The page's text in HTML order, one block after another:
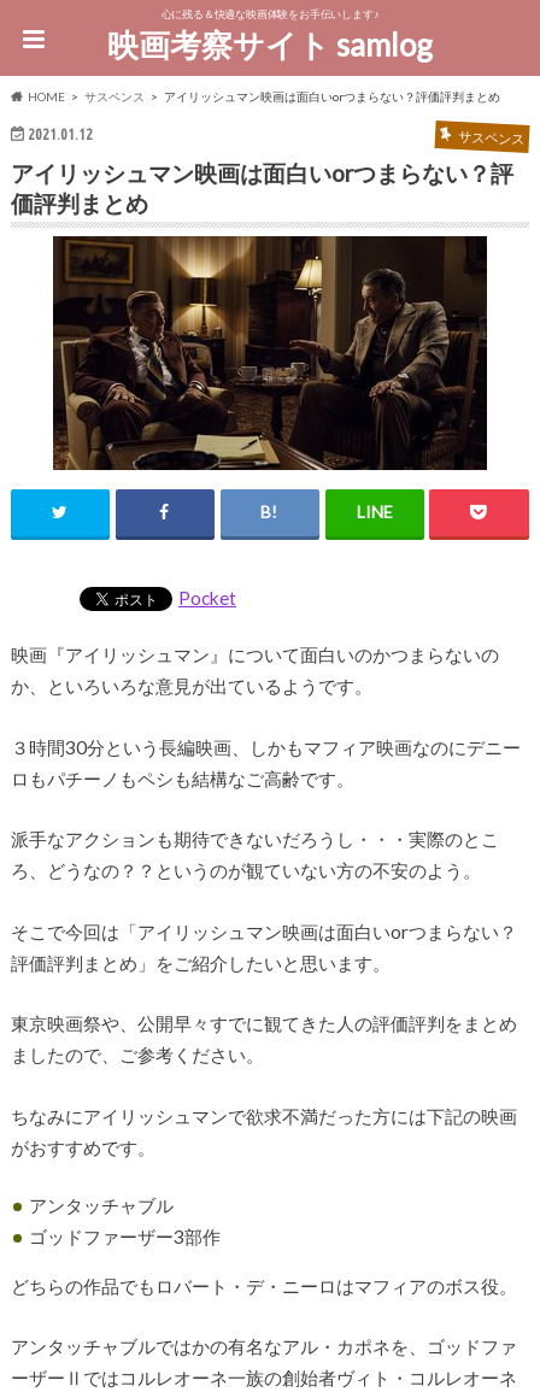
心に残る＆快適な映画体験をお手伝いします♪
映画考察サイト samlog
HOME サスペンス アイリッシュマン映画は面白いorつまらない？評価評判まとめ
2021.01.12 サスペンス
アイリッシュマン映画は面白いorつまらない？評
価評判まとめ
Pocket
映画『アイリッシュマン』について面白いのかつまらないの
か、といろいろな意見が出ているようです。
３時間30分という長編映画、しかもマフィア映画なのにデニー
ロもパチーノもペシも結構なご高齢です。
派手なアクションも期待できないだろうし・・・実際のとこ
ろ、どうなの？？というのが観ていない方の不安のよう。
そこで今回は「アイリッシュマン映画は面白いorつまらない？
評価評判まとめ」をご紹介したいと思います。
東京映画祭や、公開早々すでに観てきた人の評価評判をまとめ
ましたので、ご参考ください。
ちなみにアイリッシュマンで欲求不満だった方には下記の映画
がおすすめです。
アンタッチャブル
ゴッドファーザー3部作
どちらの作品でもロバート・デ・ニーロはマフィアのボス役。
アンタッチャブルではかの有名なアル・カポネを、ゴッドファ
ーザーⅡではコルレオーネ一族の創始者ヴィト・コルレオーネ